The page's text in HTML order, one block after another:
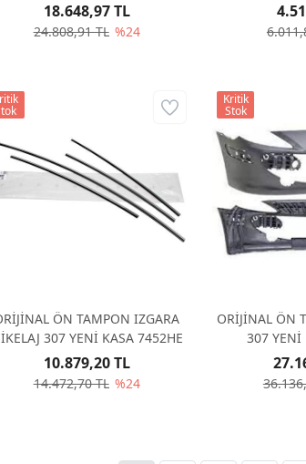
24.808,91 TL %24
18.648,97 TL
ÖN TAMPON IZGARA
307 YENİ KASA 7452HE
14.472,70 TL %24
10.879,20 TL
ORİJİNAL ÖN
307 YENİ
Kritik
Stok